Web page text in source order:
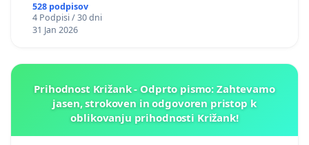
528 podpisov
4 Podpisi / 30 dni
31 Jan 2026
Prihodnost Križank - Odprto pismo: Zahtevamo
jasen, strokoven in odgovoren pristop k
oblikovanju prihodnosti Križank!